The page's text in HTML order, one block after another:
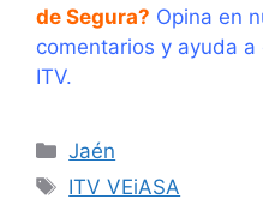
de Segura? Opina en
comentarios y ayuda
ITV.
Categorías
Jaén
Etiquetas
ITV VEiASA